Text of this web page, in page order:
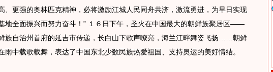
、更强的奥林匹克精神，必将激励江城人民同舟共济，激流勇进，为早日实现
地全面振兴而努力奋斗！” １６日下午，圣火在中国最大的朝鲜族聚居区——
族自治州首府的延吉市传递，长白山下歌声嘹亮，海兰江畔舞姿飞扬……朝鲜
雨中载歌载舞，表达了中国东北少数民族热爱祖国、支持奥运的美好情结。